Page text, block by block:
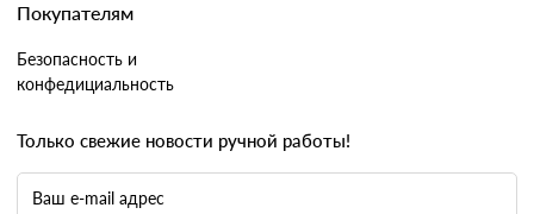
Покупателям
Безопасность и
конфедициальность
Только свежие новости ручной работы!